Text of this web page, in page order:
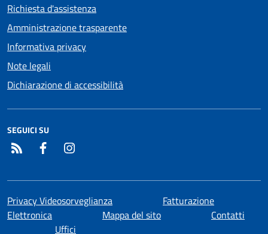
Richiesta d'assistenza
Amministrazione trasparente
Informativa privacy
Note legali
Dichiarazione di accessibilità
SEGUICI SU
RSS Facebook
Privacy Videosorveglianza
Fatturazione
Elettronica
Mappa del sito
Contatti
Uffici